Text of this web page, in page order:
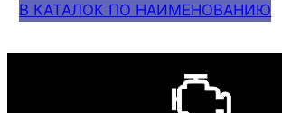
В КАТАЛОК ПО НАИМЕНОВАНИЮ